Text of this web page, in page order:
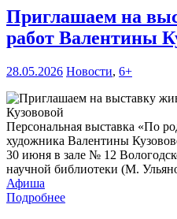
Приглашаем на
работ Валентины
28.05.2026 Новости, 6+
Персональная выставка «По
художника Валентины
30 июня в зале № 12
научной библиотеки (М.
Афиша
Подробнее